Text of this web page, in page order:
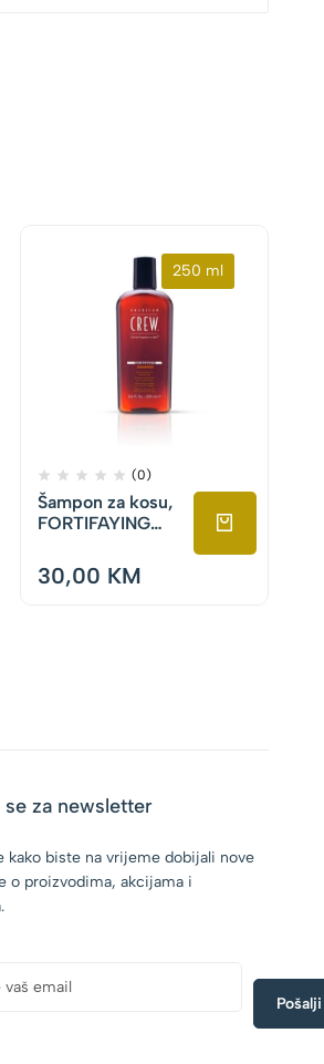
250 ml
(0)
Šampon za kosu,
FORTIFAYING
American Crew,
250ml
30,00 KM
za newsletter
kako biste na vrijeme dobijali nove
o proizvodima, akcijama i